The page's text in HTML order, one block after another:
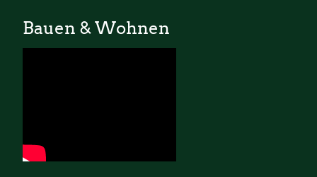
Bauen & Wohnen